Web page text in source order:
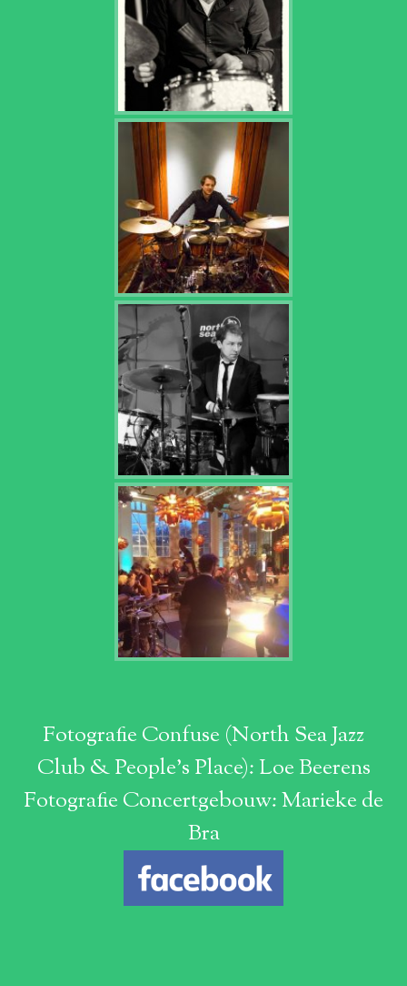
Fotografie Confuse (North Sea Jazz
Club & People's Place): Loe Beerens
Fotografie Concertgebouw: Marieke de
Bra